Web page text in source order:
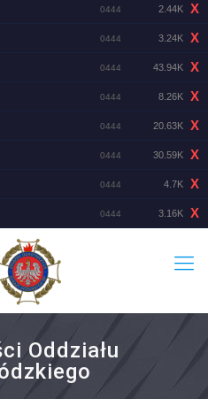
0444 2.44K
X
0444 3.24K
X
0444 43.94K
X
0444 8.26K
X
0444 20.63K
X
0444 30.59K
X
0444 4.7K
X
0444 3.16K X
Oddziału